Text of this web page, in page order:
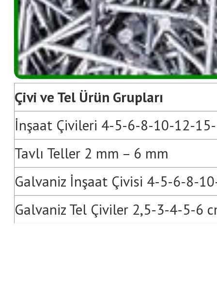
Çivi ve Tel Ürün Grupları
İnşaat Çivileri 4-5-6-8-10-12-
Tavlı Teller 2 mm – 6 mm
Galvaniz İnşaat Çivisi 4-5-6-8-
Galvaniz Tel Çiviler 2,5-3-4-5-6